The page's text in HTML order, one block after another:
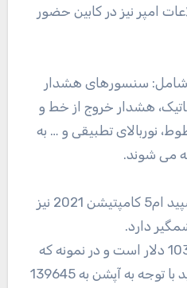
امپر نیز در کابین حضور
شامل: سنسورهای هشدار
هشدار خروج از خط و
نوربالای تطبیقی و … به
می شوند.
کروز کنترل تطبیقی فوق اسپید ام5 کامپتیشن 2021 نیز
دارد.
قیمت پایه این خودرو 103500 دلار است و در نمونه که
تصاویر آنرا مشاهده می کنید با توجه به آپشن به 139645